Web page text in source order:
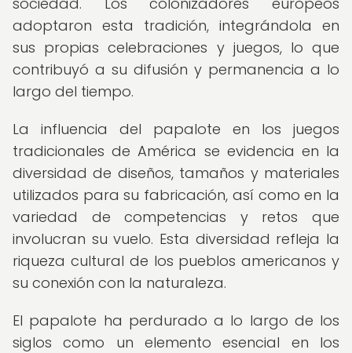
adoptaron esta tradición, integrándola en
sus propias celebraciones y juegos, lo que
contribuyó a su difusión y permanencia a lo
largo del tiempo.
La influencia del papalote en los juegos
tradicionales de América se evidencia en la
diversidad de diseños, tamaños y materiales
utilizados para su fabricación, así como en la
variedad de competencias y retos que
involucran su vuelo. Esta diversidad refleja la
riqueza cultural de los pueblos americanos y
su conexión con la naturaleza.
El papalote ha perdurado a lo largo de los
siglos como un elemento esencial en los